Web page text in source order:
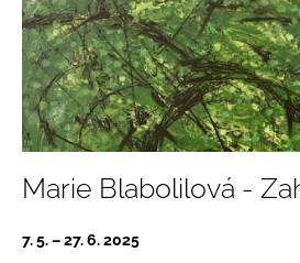
Marie Blabolilová -
7. 5. – 27. 6. 2025